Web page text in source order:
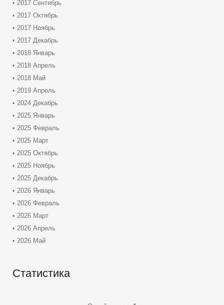
2017 Сентябрь
2017 Октябрь
2017 Ноябрь
2017 Декабрь
2018 Январь
2018 Апрель
2018 Май
2019 Апрель
2024 Декабрь
2025 Январь
2025 Февраль
2025 Март
2025 Октябрь
2025 Ноябрь
2025 Декабрь
2026 Январь
2026 Февраль
2026 Март
2026 Апрель
2026 Май
Статистика